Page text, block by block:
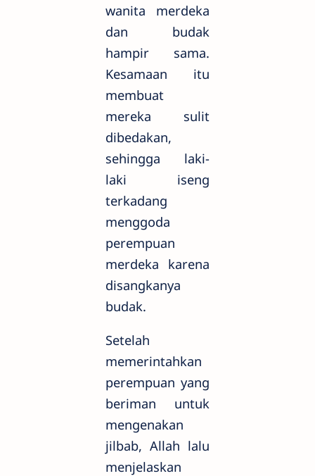
wanita merdeka
dan budak
hampir sama.
Kesamaan itu
membuat
mereka sulit
dibedakan,
sehingga laki-
laki iseng
terkadang
menggoda
perempuan
merdeka karena
disangkanya
budak.
Setelah
memerintahkan
perempuan yang
beriman untuk
mengenakan
jilbab, Allah lalu
menjelaskan